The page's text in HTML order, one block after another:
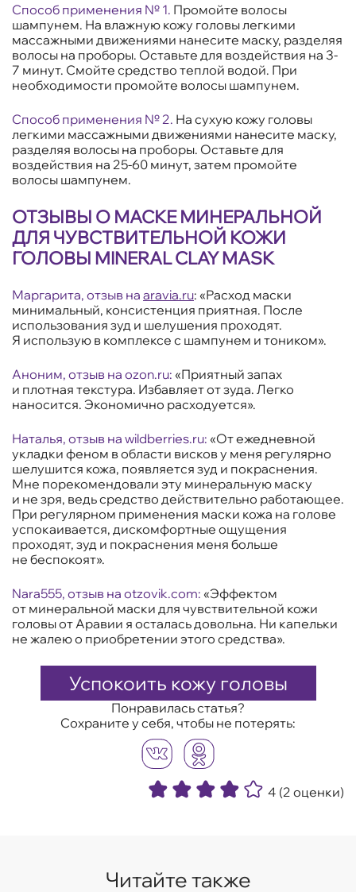
Способ применения № 1. Промойте волосы
шампунем. На влажную кожу головы легкими
массажными движениями нанесите маску, разделяя
волосы на проборы. Оставьте для воздействия на 3-
7 минут. Смойте средство теплой водой. При
необходимости промойте волосы шампунем.
Способ применения № 2. На сухую кожу головы
легкими массажными движениями нанесите маску,
разделяя волосы на проборы. Оставьте для
воздействия на 25-60 минут, затем промойте
волосы шампунем.
ОТЗЫВЫ О МАСКЕ МИНЕРАЛЬНОЙ
ДЛЯ ЧУВСТВИТЕЛЬНОЙ КОЖИ
ГОЛОВЫ MINERAL CLAY MASK
Маргарита, отзыв на aravia.ru: «Расход маски
минимальный, консистенция приятная. После
использования зуд и шелушения проходят.
Я использую в комплексе с шампунем и тоником».
Аноним, отзыв на ozon.ru: «Приятный запах
и плотная текстура. Избавляет от зуда. Легко
наносится. Экономично расходуется».
Наталья, отзыв на wildberries.ru: «От ежедневной
укладки феном в области висков у меня регулярно
шелушится кожа, появляется зуд и покраснения.
Мне порекомендовали эту минеральную маску
и не зря, ведь средство действительно работающее.
При регулярном применения маски кожа на голове
успокаивается, дискомфортные ощущения
проходят, зуд и покраснения меня больше
не беспокоят».
Nara555, отзыв на otzovik.com: «Эффектом
от минеральной маски для чувствительной кожи
головы от Аравии я осталась довольна. Ни капельки
не жалею о приобретении этого средства».
Успокоить кожу головы
Понравилась статья?
Сохраните у себя, чтобы не потерять:
4 (2 оценки)
Читайте также